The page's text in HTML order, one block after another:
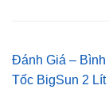
Đánh Giá –
Tốc BigSun 2 Lít